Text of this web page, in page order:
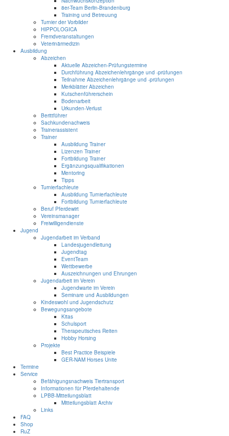
8er-Team Berlin-Brandenburg
Training und Betreuung
Turnier der Vorbilder
HIPPOLOGICA
Fremdveranstaltungen
Veterinärmedizin
Ausbildung
Abzeichen
Aktuelle Abzeichen-Prüfungstermine
Durchführung Abzeichenlehrgänge und -prüfungen
Teilnahme Abzeichenlehrgänge und -prüfungen
Merkblätter Abzeichen
Kutschenführerschein
Bodenarbeit
Urkunden-Verlust
Berittführer
Sachkundenachweis
Trainerassistent
Trainer
Ausbildung Trainer
Lizenzen Trainer
Fortbildung Trainer
Ergänzungsqualifikationen
Mentoring
Tipps
Turnierfachleute
Ausbildung Turnierfachleute
Fortbildung Turnierfachleute
Beruf Pferdewirt
Vereinsmanager
Freiwilligendienste
Jugend
Jugendarbeit im Verband
Landesjugendleitung
Jugendtag
EventTeam
Wettbewerbe
Auszeichnungen und Ehrungen
Jugendarbeit im Verein
Jugendwarte im Verein
Seminare und Ausbildungen
Kindeswohl und Jugendschutz
Bewegungsangebote
Kitas
Schulsport
Therapeutisches Reiten
Hobby Horsing
Projekte
Best Practice Beispiele
GER-NAM Horses Unite
Termine
Service
Befähigungsnachweis Tiertransport
Informationen für Pferdehaltende
LPBB-Mitteilungsblatt
Mitteilungsblatt Archiv
Links
FAQ
Shop
RuZ